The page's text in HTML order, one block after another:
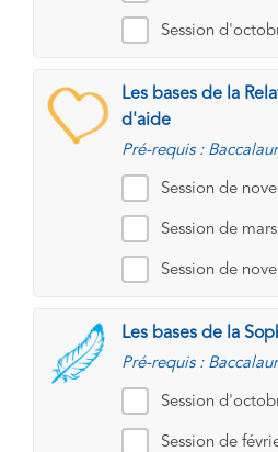
Session
Les bases de la
d'aide
Pré-requis :
Session de
Session de
Session de
Les bases de la
Pré-requis :
Session
Session de